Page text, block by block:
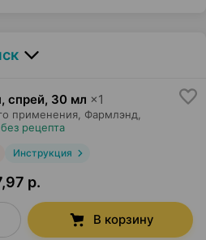
спрей, 30 мл ×1
применения, Фармлэнд,
без рецепта
Инструкция
р.
В корзину